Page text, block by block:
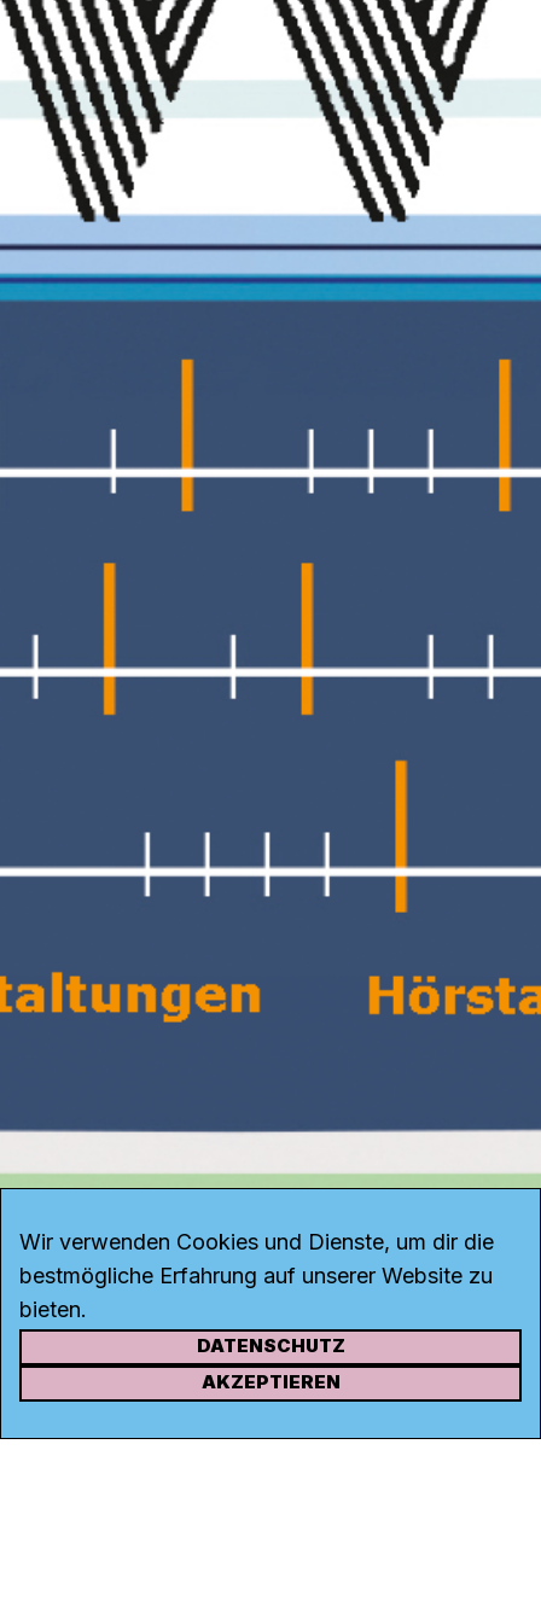
unabhängigen Lokalradios in den Kantonen
Basel-Stadt, Aargau und Zürich. Im Rahmen
von öffentlichen Veranstaltungen,
Radiosendungen und einer
Wanderausstellung mit Hörstationen
werden sie einem breiten Publikum
präsentiert.
Eine Sendung des Projekts „Ohren auf
Reisen“ vonZuhören Schweizin
59:56
KONTAKT
Rohrerstrasse 20
Wir verwenden Cookies und Dienste, um dir die
bestmögliche Erfahrung auf unserer Website zu
bieten.
DATENSCHUTZ
AKZEPTIEREN